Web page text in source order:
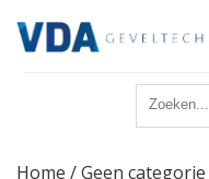
Home /Geen categorie